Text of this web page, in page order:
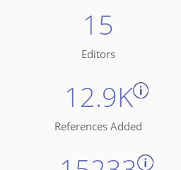
15
Editors
12.9K
References Added